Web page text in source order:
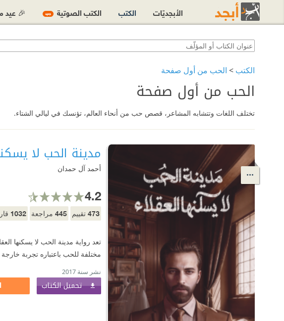
الكتب > الحب من أول صفحة
الحب من أول صفحة
تختلف اللغات وتتشابه المشاعر، قصص حب من أنحاء العالم، تؤنسك في ليالي الشتاء.
مدينة الحب لا
أحمد آل حمدان
4.2
473 تقييم 445 مراجعة 1032
تعد رواية مدينة الحب لا يسكنها
مختلفة للحب باعتباره تجربة
نشر سنة 2017
تحميل الكتاب
الأبجديّات الكتب الكتب الصوتية جديد 🎉 عيد